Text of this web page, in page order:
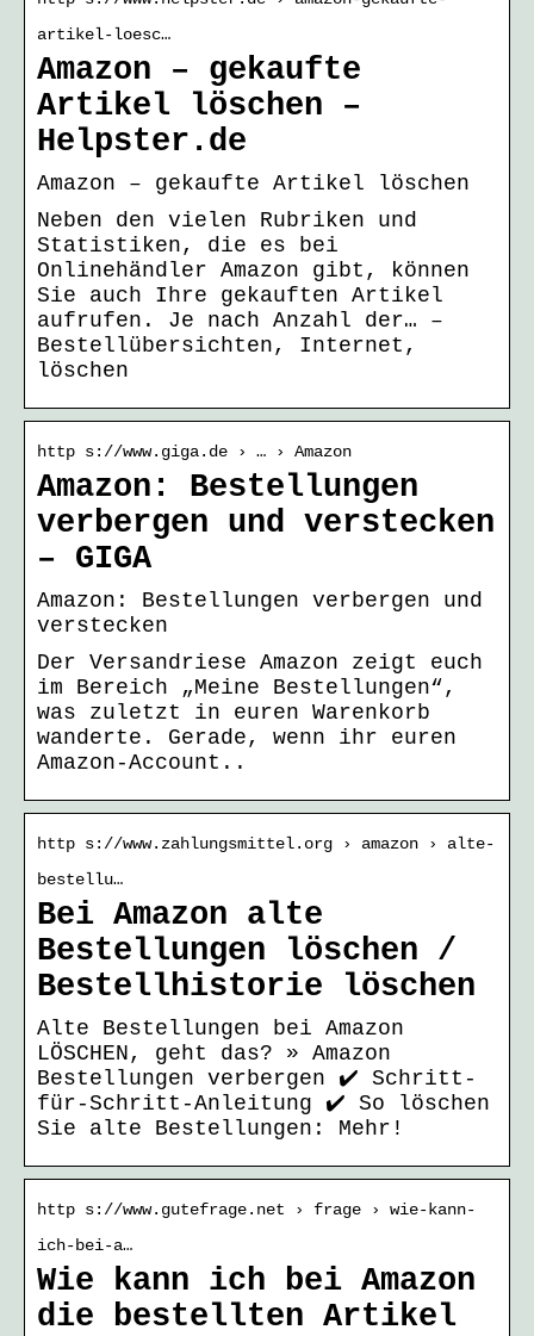
artikel-loesc…
Amazon – gekaufte
Artikel löschen –
Helpster.de
Amazon – gekaufte Artikel löschen
Neben den vielen Rubriken und
Statistiken, die es bei
Onlinehändler Amazon gibt, können
Sie auch Ihre gekauften Artikel
aufrufen. Je nach Anzahl der… –
Bestellübersichten, Internet,
löschen
http s://www.giga.de › … › Amazon
Amazon: Bestellungen
verbergen und verstecken
– GIGA
Amazon: Bestellungen verbergen und
verstecken
Der Versandriese Amazon zeigt euch
im Bereich „Meine Bestellungen“,
was zuletzt in euren Warenkorb
wanderte. Gerade, wenn ihr euren
Amazon-Account..
http s://www.zahlungsmittel.org › amazon › alte-
bestellu…
Bei Amazon alte
Bestellungen löschen /
Bestellhistorie löschen
Alte Bestellungen bei Amazon
LÖSCHEN, geht das? » Amazon
Bestellungen verbergen ✔️ Schritt-
für-Schritt-Anleitung ✔️ So löschen
Sie alte Bestellungen: Mehr!
http s://www.gutefrage.net › frage › wie-kann-
ich-bei-a…
Wie kann ich bei Amazon
die bestellten Artikel